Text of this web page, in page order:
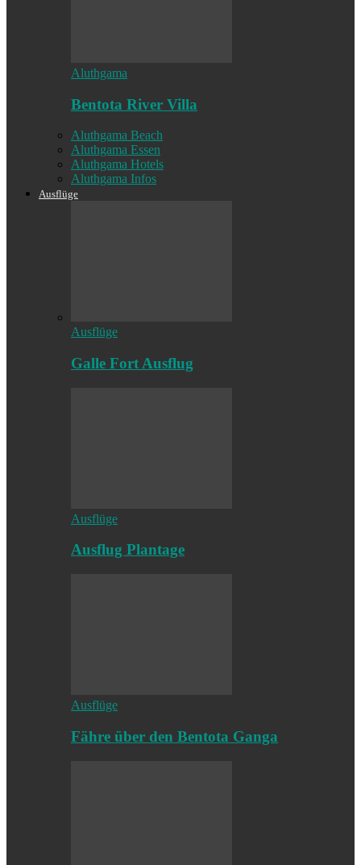
Aluthgama
Bentota River Villa
Aluthgama Beach
Aluthgama Essen
Aluthgama Hotels
Aluthgama Infos
Ausflüge
Ausflüge
Galle Fort Ausflug
Ausflüge
Ausflug Plantage
Ausflüge
Fähre über den Bentota Ganga